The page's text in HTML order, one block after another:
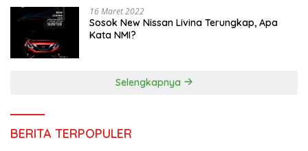
16 Maret 2022
Sosok New Nissan Livina Terungkap, Apa
Kata NMI?
Selengkapnya
BERITA TERPOPULER